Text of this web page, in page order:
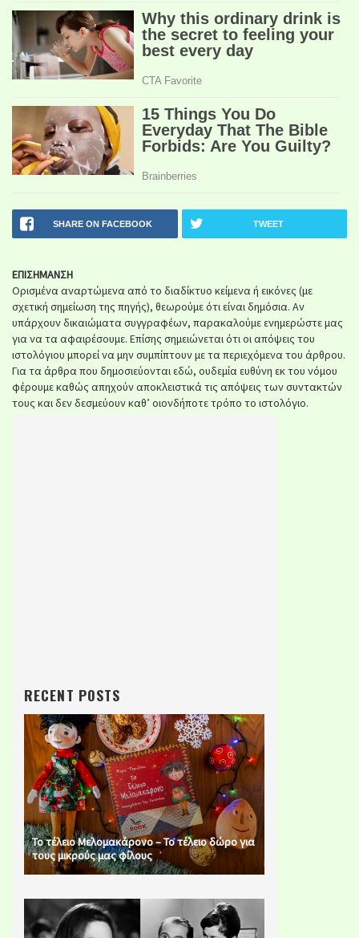
SHARE ON FACEBOOK TWEET
ΕΠΙΣΗΜΑΝΣΗ
Ορισμένα αναρτώμενα από το διαδίκτυο κείμενα ή εικόνες (με
σχετική σημείωση της πηγής), θεωρούμε ότι είναι δημόσια. Αν
υπάρχουν δικαιώματα συγγραφέων, παρακαλούμε ενημερώστε μας
για να τα αφαιρέσουμε. Επίσης σημειώνεται ότι οι απόψεις του
ιστολόγιου μπορεί να μην συμπίπτουν με τα περιεχόμενα του άρθρου.
Για τα άρθρα που δημοσιεύονται εδώ, ουδεμία ευθύνη εκ του νόμου
φέρουμε καθώς απηχούν αποκλειστικά τις απόψεις των συντακτών
τους και δεν δεσμεύουν καθ’ οιονδήποτε τρόπο το ιστολόγιο.
RECENT POSTS
Το τέλειο Μελομακάρονο – Το τέλειο δώρο για
τους μικρούς μας φίλους